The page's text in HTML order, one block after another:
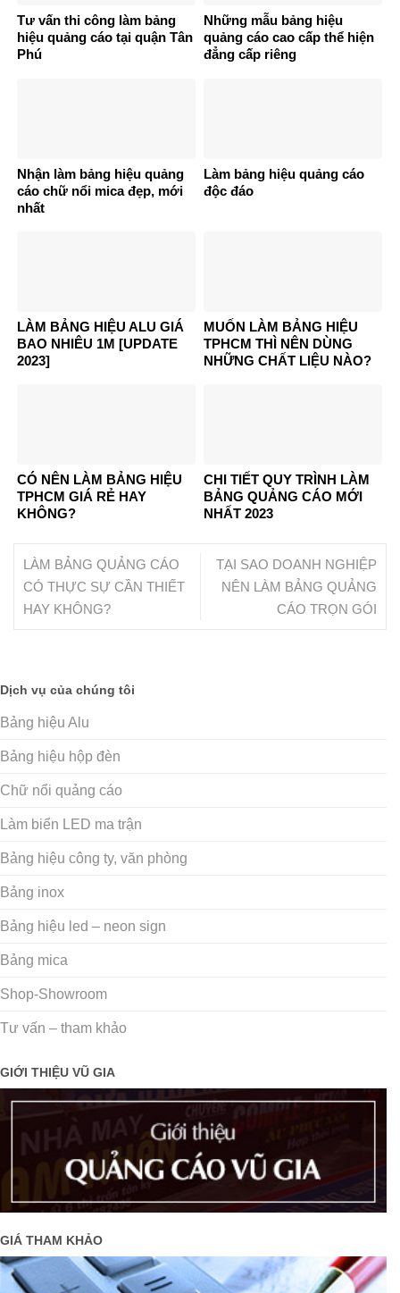
Tư vấn thi công làm bảng
hiệu quảng cáo tại quận Tân
Phú
Những mẫu bảng hiệu
quảng cáo cao cấp thể hiện
đẳng cấp riêng
Nhận làm bảng hiệu quảng
cáo chữ nổi mica đẹp, mới
nhất
Làm bảng hiệu quảng cáo
độc đáo
LÀM BẢNG HIỆU ALU GIÁ
BAO NHIÊU 1M [UPDATE
2023]
MUỐN LÀM BẢNG HIỆU
TPHCM THÌ NÊN DÙNG
NHỮNG CHẤT LIỆU NÀO?
CÓ NÊN LÀM BẢNG HIỆU
TPHCM GIÁ RẺ HAY
KHÔNG?
CHI TIẾT QUY TRÌNH LÀM
BẢNG QUẢNG CÁO MỚI
NHẤT 2023
LÀM BẢNG QUẢNG CÁO
CÓ THỰC SỰ CẦN THIẾT
HAY KHÔNG?
TẠI SAO DOANH NGHIỆP
NÊN LÀM BẢNG QUẢNG
CÁO TRỌN GÓI
Dịch vụ của chúng tôi
Bảng hiệu Alu
Bảng hiệu hộp đèn
Chữ nổi quảng cáo
Làm biển LED ma trận
Bảng hiệu công ty, văn phòng
Bảng inox
Bảng hiệu led – neon sign
Bảng mica
Shop-Showroom
Tư vấn – tham khảo
GIỚI THIỆU VŨ GIA
GIÁ THAM KHẢO